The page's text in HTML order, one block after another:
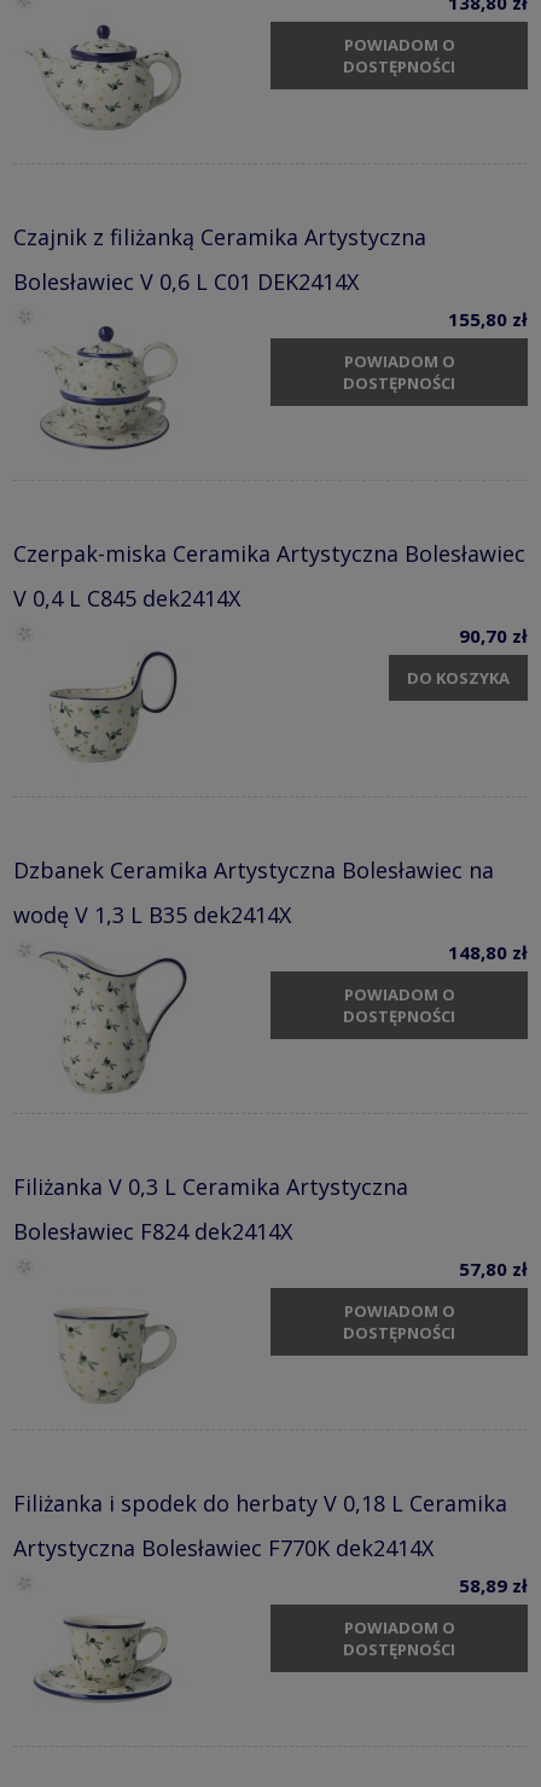
POWIADOM O
DOSTĘPNOŚCI
Czajnik z filiżanką Ceramika Artystyczna
Bolesławiec V 0,6 L C01 DEK2414X
155,80 zł
POWIADOM O
DOSTĘPNOŚCI
Czerpak-miska Ceramika Artystyczna Bolesławiec
V 0,4 L C845 dek2414X
90,70 zł
DO KOSZYKA
Dzbanek Ceramika Artystyczna Bolesławiec na
wodę V 1,3 L B35 dek2414X
148,80 zł
POWIADOM O
DOSTĘPNOŚCI
Filiżanka V 0,3 L Ceramika Artystyczna
Bolesławiec F824 dek2414X
57,80 zł
POWIADOM O
DOSTĘPNOŚCI
Filiżanka i spodek do herbaty V 0,18 L Ceramika
Artystyczna Bolesławiec F770K dek2414X
58,89 zł
POWIADOM O
DOSTĘPNOŚCI